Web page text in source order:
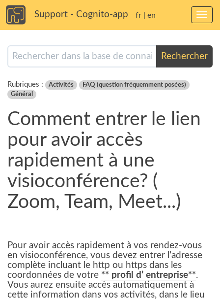
Support - Cognito-app fr en
Rechercher
Rubriques : Activités
FAQ (question fréquemment posées)
Général
Comment entrer le lien
pour avoir accès
rapidement à une
visioconférence? (
Zoom, Team, Meet...)
Pour avoir accès rapidement à vos rendez-vous
en visioconférence, vous devez entrer l’adresse
complète incluant le http ou https dans les
coordonnées de votre ** profil d’ entreprise**.
Vous aurez ensuite accès automatiquement à
cette information dans vos activités, dans le lieu